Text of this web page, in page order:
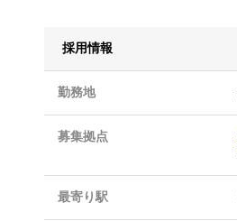
採用情報
勤務地
募集拠点
最寄り駅